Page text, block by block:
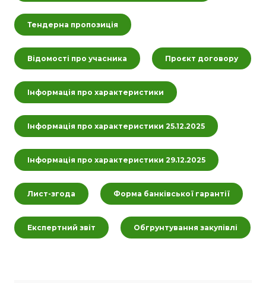
Тендерна пропозиція
Відомості про учасника Проєкт договору
Інформація про характеристики
Інформація про характеристики 25.12.2025
Інформація про характеристики 29.12.2025
Лист-згода Форма банківської гарантії
Експертний звіт Обгрунтування закупівлі